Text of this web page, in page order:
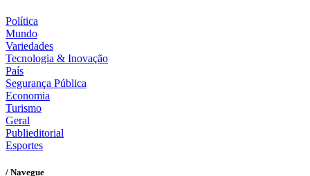
Política
Mundo
Variedades
Tecnologia & Inovação
País
Segurança Pública
Economia
Turismo
Geral
Publieditorial
Esportes
/ Navegue